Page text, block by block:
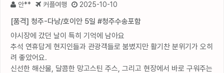
안**
커플여행 2025-10-10
[품격] 청주-다낭/호이안 5일 #청주수송포함
야시장에 갔던 날이 특히 기억에 남아요
추석 연휴답게 현지인들과 관광객들로 붐볐지만 활기찬 분위기가 오히
려 좋았어요.
신선한 해산물, 달콤한 망고스틴 주스, 그리고 현장에서 바로 구워주는